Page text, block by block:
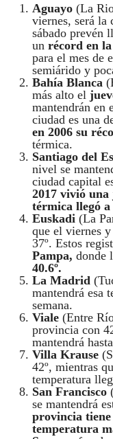
Aguayo (La
viernes, será la
sábado prevén
un récord en
para el mes de
semiárido y
Bahía Blanca
más alto el
mantendrán en
ciudad es una
en 2006 su
térmica.
Santiago del
nivel se
ciudad capital
2017 vivió una
térmica llegó a
Euskadi (La
que el viernes
37º. Estos
Pampa, donde
40.6º.
La Madrid
mantendrá esa
semana.
Viale(Entre
provincia con
mantendrá
Villa Krause
42º, mientras
temperatura
San Francisco
se mantendrá
provincia
temperatura